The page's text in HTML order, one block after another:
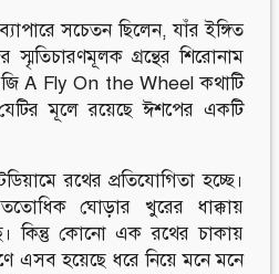
সচেতন ছিলেন, যাঁর ইঙ্গিত
স্মৃতিচারণমূলক গ্রন্থের শিরোনাম
A Fly On the Wheel কথাটি
মূলে রয়েছে ঈশপের একটি
রথের প্রতিযোগিতা হচ্ছে।
ঘোড়ার খুরের ধাক্কায়
কিন্তু কোনো এক রথের চাকায়
এসব হয়েছে ধরে নিয়ে মনে মনে